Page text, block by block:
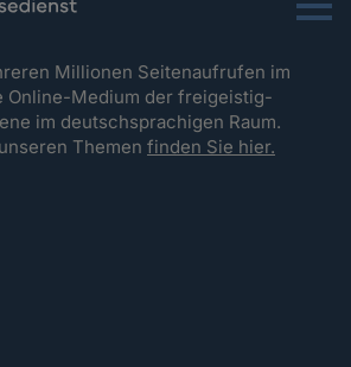
Menu
Millionen Seitenaufrufen im
Online-Medium der freigeistig-
im deutschsprachigen Raum.
Themenfinden Sie hier.